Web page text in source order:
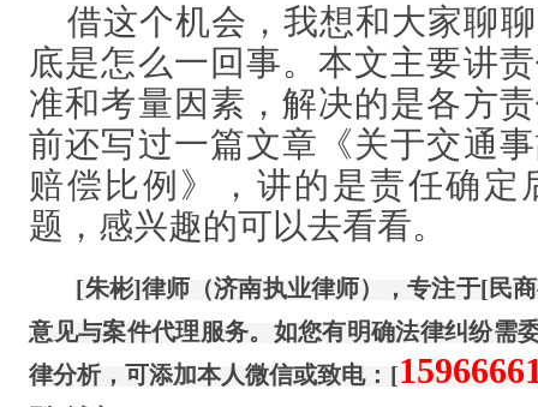
借这个机会，我想和大家聊
底是怎么一回事。本文主要讲
准和考量因素，解决的是各方
前还写过一篇文章《关于交通
赔偿比例》，讲的是责任确定
题，感兴趣的可以去看看。
[朱彬]律师（济南执业律师），专注于[民
意见与案件代理服务。如您有明确法律纠纷需
律分析，可添加本人微信或致电： [